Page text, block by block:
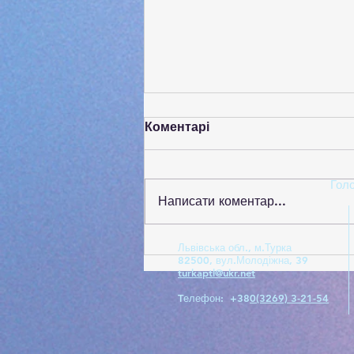
Коментарі
Написати коментар...
Львівська обл., м.Турка
82500, вул.Молодіжна, 39
turkaptl@ukr.net
Tелефон: +380(3269) 3-21-54